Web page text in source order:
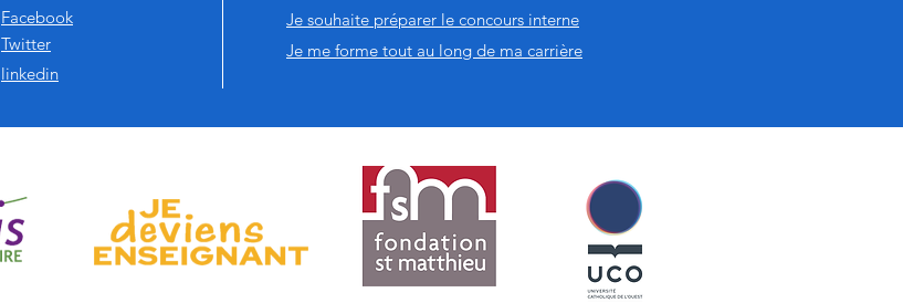
Facebook
Je souhaite préparer le concours interne
Twitter
linkedin
Je me forme tout au long de ma carrière